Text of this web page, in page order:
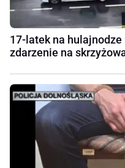
17-latek na hulajnodze
zdarzenie na